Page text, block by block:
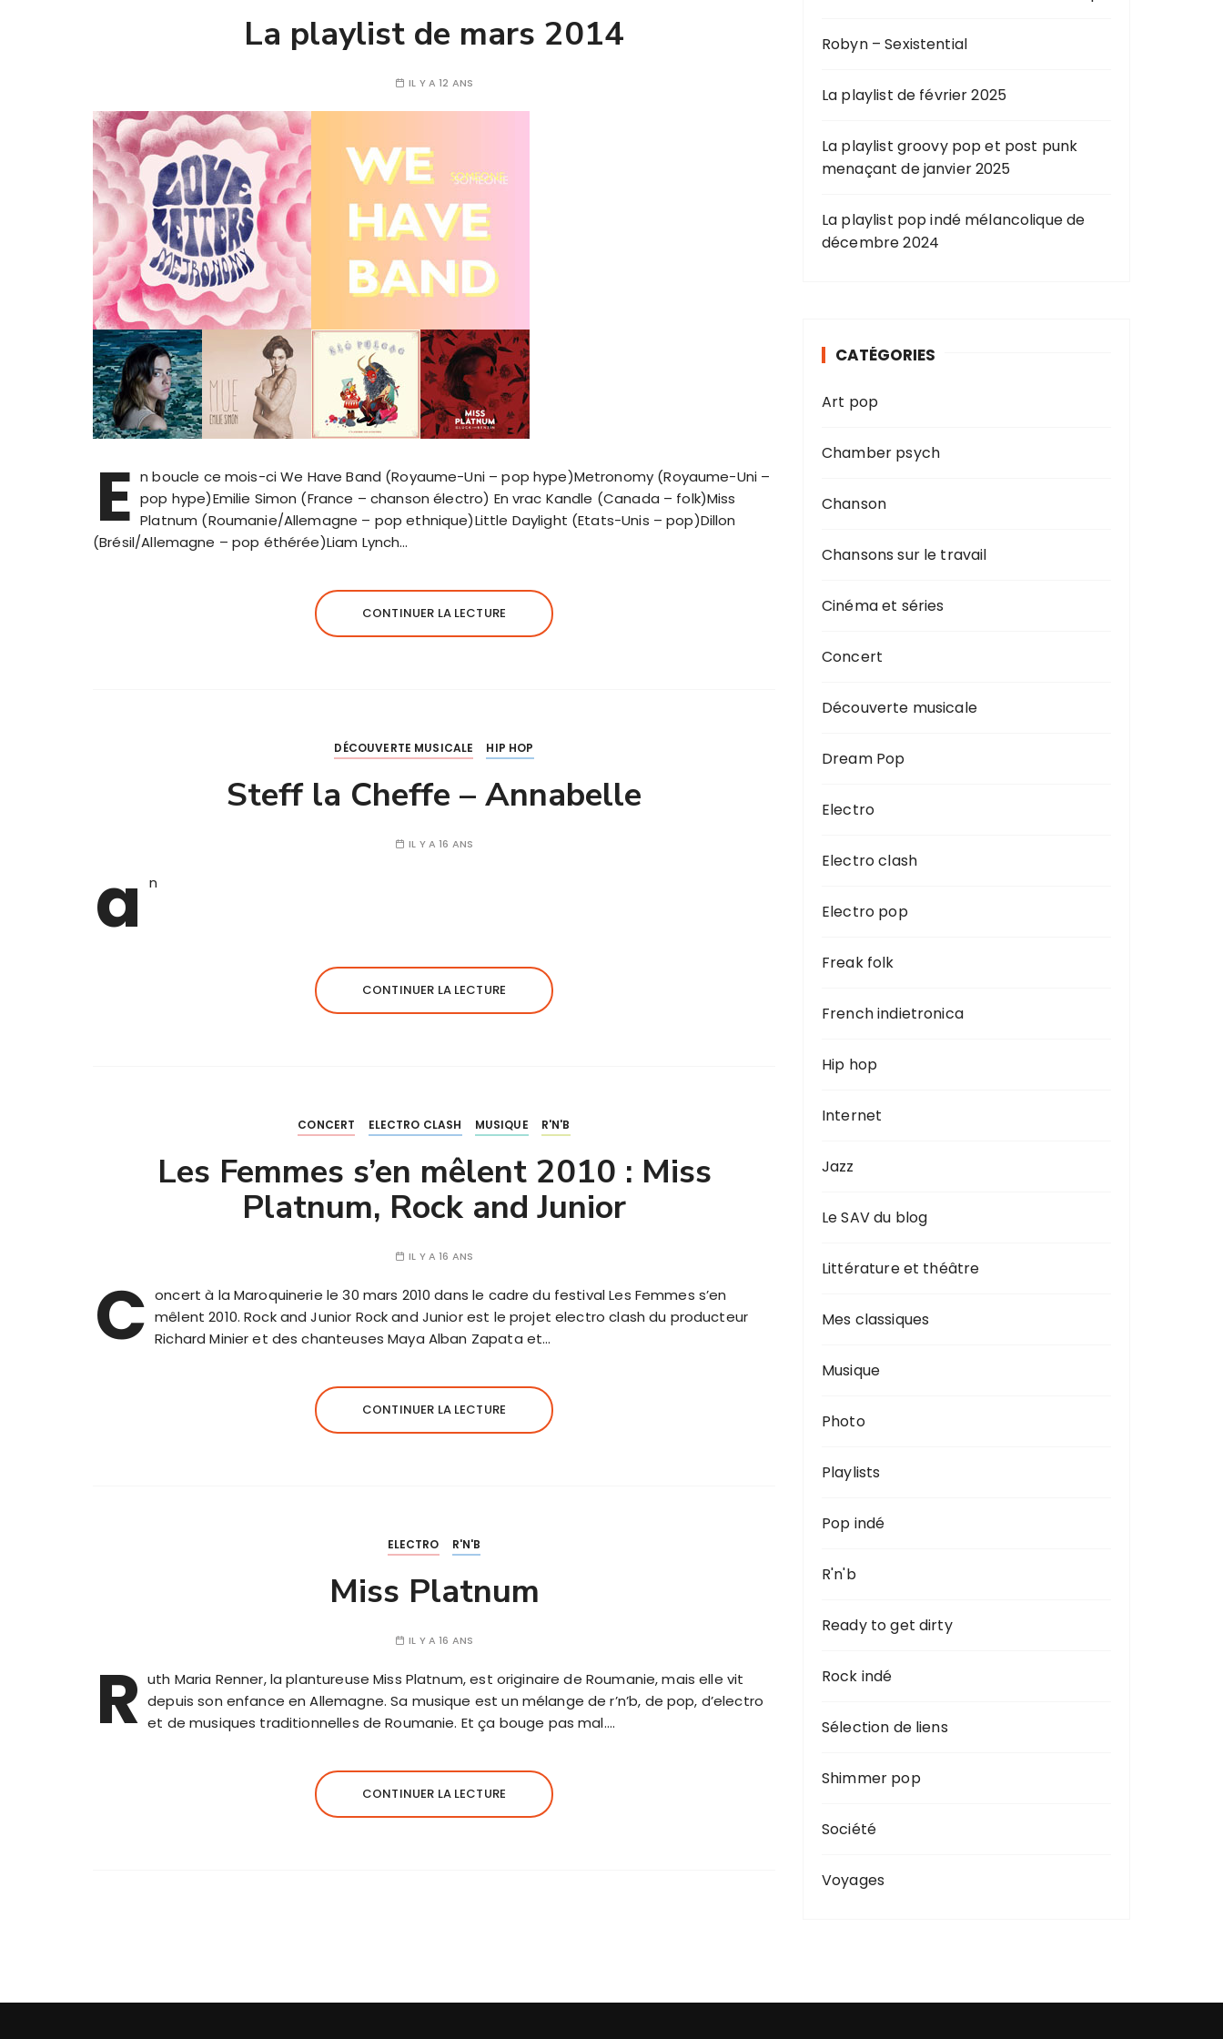
La playlist de mars 2014
IL Y A 12 ANS
E n boucle ce mois-ci We Have Band (Royaume-Uni – pop hype)Metronomy (Royaume-Uni –
pop hype)Emilie Simon (France – chanson électro) En vrac Kandle (Canada – folk)Miss
Platnum (Roumanie/Allemagne – pop ethnique)Little Daylight (Etats-Unis – pop)Dillon
(Brésil/Allemagne – pop éthérée)Liam Lynch…
CONTINUER LA LECTURE
DÉCOUVERTE MUSICALE HIP HOP
Steff la Cheffe – Annabelle
IL Y A 16 ANS
a n
CONTINUER LA LECTURE
CONCERT ELECTRO CLASH MUSIQUE R'N'B
Les Femmes s’en mêlent 2010 : Miss
Platnum, Rock and Junior
IL Y A 16 ANS
C oncert à la Maroquinerie le 30 mars 2010 dans le cadre du festival Les Femmes s’en
mêlent 2010. Rock and Junior Rock and Junior est le projet electro clash du producteur
Richard Minier et des chanteuses Maya Alban Zapata et…
CONTINUER LA LECTURE
ELECTRO R'N'B
Miss Platnum
IL Y A 16 ANS
R uth Maria Renner, la plantureuse Miss Platnum, est originaire de Roumanie, mais elle vit
depuis son enfance en Allemagne. Sa musique est un mélange de r’n’b, de pop, d’electro
et de musiques traditionnelles de Roumanie. Et ça bouge pas mal….
CONTINUER LA LECTURE
Robyn – Sexistential
La playlist de février 2025
La playlist groovy pop et post punk
menaçant de janvier 2025
La playlist pop indé mélancolique de
décembre 2024
CATÉGORIES
Art pop
Chamber psych
Chanson
Chansons sur le travail
Cinéma et séries
Concert
Découverte musicale
Dream Pop
Electro
Electro clash
Electro pop
Freak folk
French indietronica
Hip hop
Internet
Jazz
Le SAV du blog
Littérature et théâtre
Mes classiques
Musique
Photo
Playlists
Pop indé
R'n'b
Ready to get dirty
Rock indé
Sélection de liens
Shimmer pop
Société
Voyages